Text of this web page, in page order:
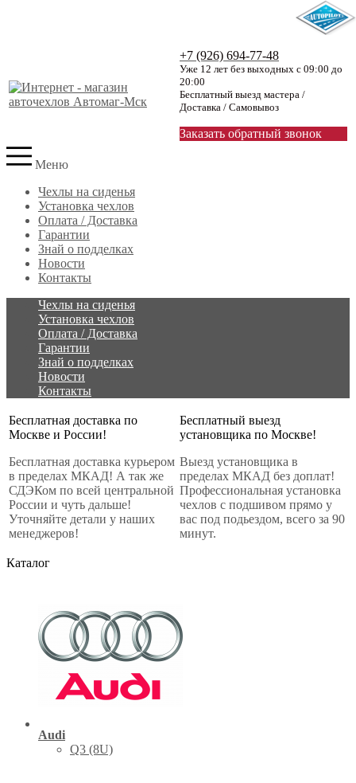
+7 (926) 694-77-48
Уже 12 лет без выходных с 09:00 до
20:00
Бесплатный выезд мастера /
Доставка / Самовывоз
Заказать обратный звонок
Меню
Чехлы на сиденья
Установка чехлов
Оплата / Доставка
Гарантии
Знай о подделках
Новости
Контакты
Чехлы на сиденья
Установка чехлов
Оплата / Доставка
Гарантии
Знай о подделках
Новости
Контакты
Бесплатная доставка по
Москве и России!
Бесплатная доставка курьером
в пределах МКАД! А так же
СДЭКом по всей центральной
России и чуть дальше!
Уточняйте детали у наших
менеджеров!
Бесплатный выезд
установщика по Москве!
Выезд установщика в
пределах МКАД без доплат!
Профессиональная установка
чехлов с подшивом прямо у
вас под подьездом, всего за 90
минут.
Каталог
Audi
Q3 (8U)